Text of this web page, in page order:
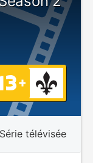
Série télévisée